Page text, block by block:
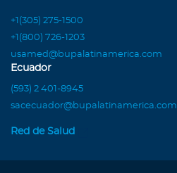
+1(305) 275-1500
+1(800) 726-1203
usamed@bupalatinamerica.com
Ecuador
(593) 2 401-8945
sacecuador@bupalatinamerica.com
Red de Salud